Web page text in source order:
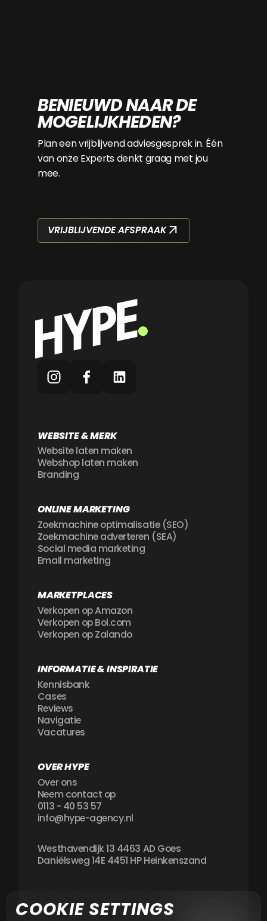
BENIEUWD NAAR DE
MOGELIJKHEDEN?
Plan een vrijblijvend adviesgesprek in. Één
van onze Experts denkt graag met jou
mee.
VRIJBLIJVENDE AFSPRAAK
WEBSITE & MERK
Website laten maken
Webshop laten maken
Branding
ONLINE MARKETING
Zoekmachine optimalisatie (SEO)
Zoekmachine adverteren (SEA)
Social media marketing
Email marketing
MARKETPLACES
Verkopen op Amazon
Verkopen op Bol.com
Verkopen op Zalando
INFORMATIE & INSPIRATIE
Kennisbank
Cases
Reviews
Navigatie
Vacatures
OVER HYPE
Over ons
Neem contact op
0113 - 40 53 57
info@hype-agency.nl
Westhavendijk 13 4463 AD Goes
Daniëlsweg 14E 4451 HP Heinkenszand
COOKIE SETTINGS